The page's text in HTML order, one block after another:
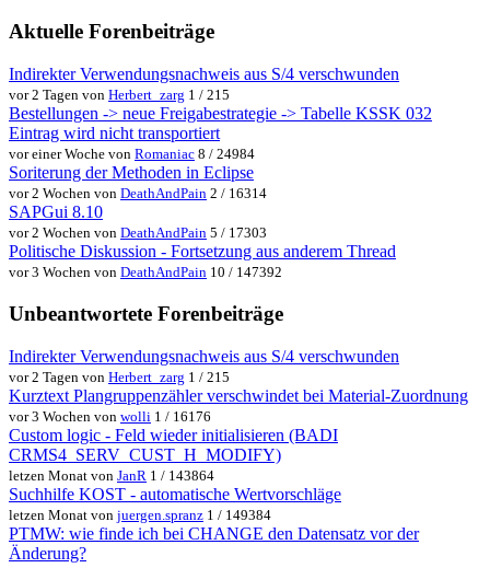
Aktuelle Forenbeiträge
Indirekter Verwendungsnachweis aus S/4 verschwunden
vor 2 Tagen von Herbert_zarg 1 / 215
Bestellungen -> neue Freigabestrategie -> Tabelle KSSK 032
Eintrag wird nicht transportiert
vor einer Woche von Romaniac 8 / 24984
Soriterung der Methoden in Eclipse
vor 2 Wochen von DeathAndPain 2 / 16314
SAPGui 8.10
vor 2 Wochen von DeathAndPain 5 / 17303
Politische Diskussion - Fortsetzung aus anderem Thread
vor 3 Wochen von DeathAndPain 10 / 147392
Unbeantwortete Forenbeiträge
Indirekter Verwendungsnachweis aus S/4 verschwunden
vor 2 Tagen von Herbert_zarg 1 / 215
Kurztext Plangruppenzähler verschwindet bei Material-Zuordnung
vor 3 Wochen von wolli 1 / 16176
Custom logic - Feld wieder initialisieren (BADI
CRMS4_SERV_CUST_H_MODIFY)
letzen Monat von JanR 1 / 143864
Suchhilfe KOST - automatische Wertvorschläge
letzen Monat von juergen.spranz 1 / 149384
PTMW: wie finde ich bei CHANGE den Datensatz vor der
Änderung?